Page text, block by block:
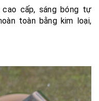
cấp, sáng bóng tự
toàn bằng kim loại,